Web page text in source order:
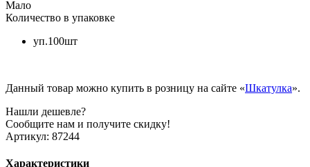
Мало
Количество в упаковке
уп.100шт
Данный товар можно купить в розницу на сайте «Шкатулка».
Нашли дешевле?
Сообщите нам и получите скидку!
Артикул: 87244
Характеристики